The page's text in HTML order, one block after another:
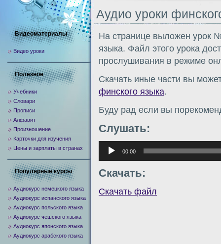
Аудио уроки
На странице выложен урок
языка. Файл этого урока
прослушивания в режиме
Скачать иные части вы
финского языка.
Буду рад если вы
Слушать:
Аудиоплеер
00:00
Скачать:
Скачать файл
Видеоматериалы
Видео уроки
Полезное
Учебники
Словари
Прописи
Алфавит
Произношение
Карточки для изучения
Цены и зарплаты в странах
Популярные курсы
Аудиокурс немецкого языка
Аудиокурс испанского языка
Аудиокурс польского языка
Аудиокурс чешского языка
Аудиокурс японского языка
Аудиокурс арабского языка